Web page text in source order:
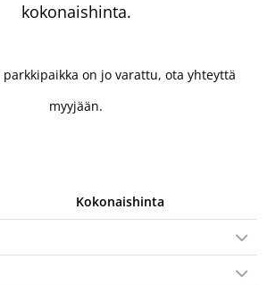
kokonaishinta.
parkkipaikka on jo varattu, ota yhteyttä
myyjään.
Kokonaishinta